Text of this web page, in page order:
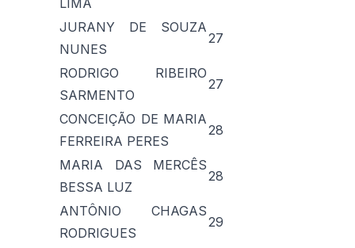
LIMA
JURANY DE SOUZA
NUNES
27
RODRIGO RIBEIRO
SARMENTO
27
CONCEIÇÃO DE MARIA
FERREIRA PERES
28
MARIA DAS MERCÊS
BESSA LUZ
28
ANTÔNIO CHAGAS
RODRIGUES
29